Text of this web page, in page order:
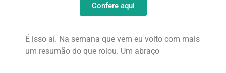
Confere aqui
É isso aí. Na semana que vem eu volto com mais
um resumão do que rolou. Um abraço